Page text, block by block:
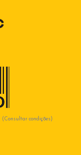
(Consultar condições)